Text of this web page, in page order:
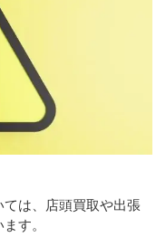
ては、店頭買取や出張
す。